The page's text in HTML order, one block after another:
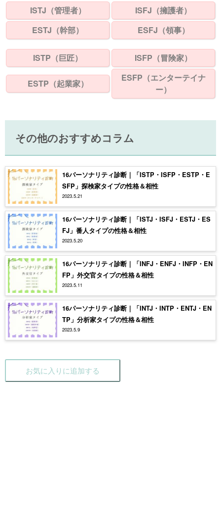
ISTJ（管理者）
ISFJ（擁護者）
ESTJ（幹部）
ESFJ（領事）
ISTP（巨匠） ISFP（冒険家）
ESTP（起業家）
ESFP（エンターテイナ
ー）
その他のおすすめコラム
16パーソナリティ診断｜「ISTP・ISFP・ESTP・E
SFP」探検家タイプの性格＆相性
2023.5.21
16パーソナリティ診断｜「ISTJ・ISFJ・ESTJ・ES
FJ」番人タイプの性格＆相性
2023.5.20
16パーソナリティ診断｜「INFJ・ENFJ・INFP・EN
FP」外交官タイプの性格＆相性
2023.5.11
16パーソナリティ診断｜「INTJ・INTP・ENTJ・EN
TP」分析家タイプの性格＆相性
2023.5.9
お気に入りに追加する